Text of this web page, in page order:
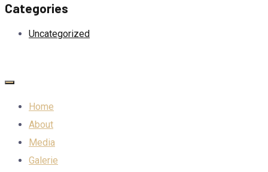
Categories
Uncategorized
Home
About
Media
Galerie